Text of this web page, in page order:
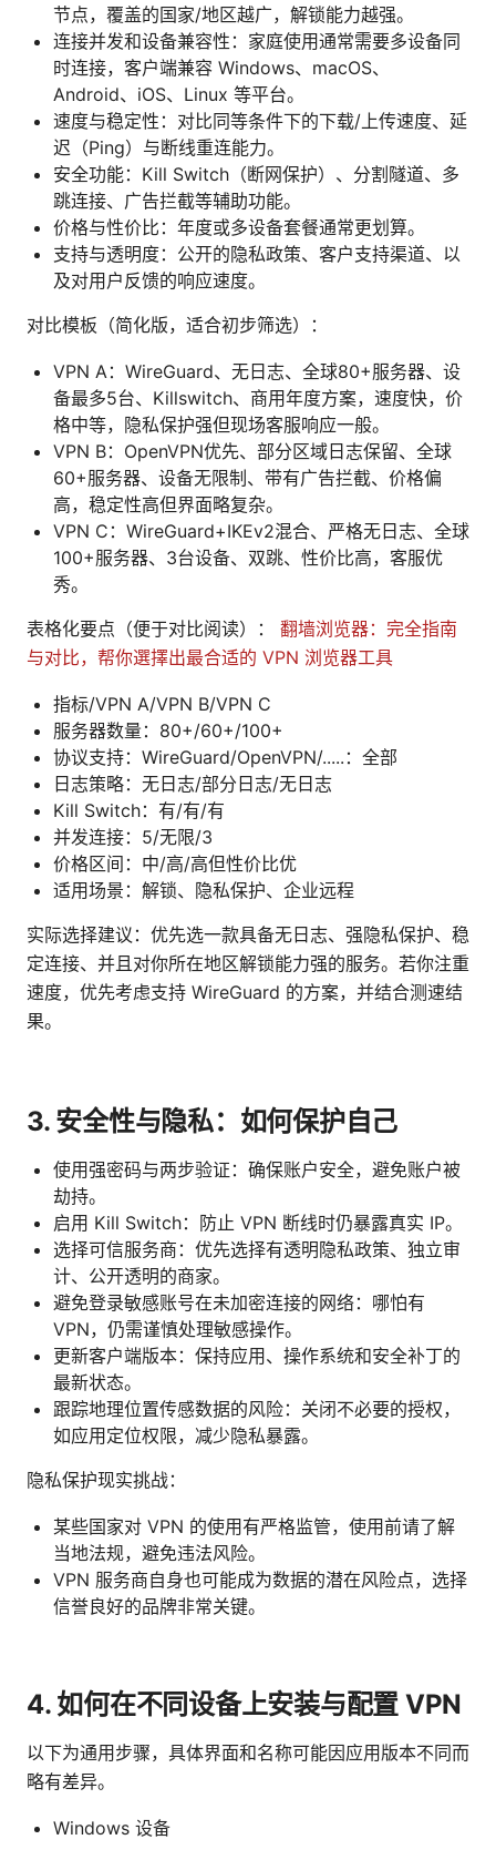
节点，覆盖的国家/地区越广，解锁能力越强。
连接并发和设备兼容性：家庭使用通常需要多设备同
时连接，客户端兼容 Windows、macOS、
Android、iOS、Linux 等平台。
速度与稳定性：对比同等条件下的下载/上传速度、延
迟（Ping）与断线重连能力。
安全功能：Kill Switch（断网保护）、分割隧道、多
跳连接、广告拦截等辅助功能。
价格与性价比：年度或多设备套餐通常更划算。
支持与透明度：公开的隐私政策、客户支持渠道、以
及对用户反馈的响应速度。
对比模板（简化版，适合初步筛选）：
VPN A：WireGuard、无日志、全球80+服务器、设
备最多5台、Killswitch、商用年度方案，速度快，价
格中等，隐私保护强但现场客服响应一般。
VPN B：OpenVPN优先、部分区域日志保留、全球
60+服务器、设备无限制、带有广告拦截、价格偏
高，稳定性高但界面略复杂。
VPN C：WireGuard+IKEv2混合、严格无日志、全球
100+服务器、3台设备、双跳、性价比高，客服优
秀。
表格化要点（便于对比阅读）： 翻墙浏览器：完全指南
与对比，帮你選擇出最合适的 VPN 浏览器工具
指标/VPN A/VPN B/VPN C
服务器数量：80+/60+/100+
协议支持：WireGuard/OpenVPN/.....：全部
日志策略：无日志/部分日志/无日志
Kill Switch：有/有/有
并发连接：5/无限/3
价格区间：中/高/高但性价比优
适用场景：解锁、隐私保护、企业远程
实际选择建议：优先选一款具备无日志、强隐私保护、稳
定连接、并且对你所在地区解锁能力强的服务。若你注重
速度，优先考虑支持 WireGuard 的方案，并结合测速结
果。
3. 安全性与隐私：如何保护自己
使用强密码与两步验证：确保账户安全，避免账户被
劫持。
启用 Kill Switch：防止 VPN 断线时仍暴露真实 IP。
选择可信服务商：优先选择有透明隐私政策、独立审
计、公开透明的商家。
避免登录敏感账号在未加密连接的网络：哪怕有
VPN，仍需谨慎处理敏感操作。
更新客户端版本：保持应用、操作系统和安全补丁的
最新状态。
跟踪地理位置传感数据的风险：关闭不必要的授权，
如应用定位权限，减少隐私暴露。
隐私保护现实挑战：
某些国家对 VPN 的使用有严格监管，使用前请了解
当地法规，避免违法风险。
VPN 服务商自身也可能成为数据的潜在风险点，选择
信誉良好的品牌非常关键。
4. 如何在不同设备上安装与配置 VPN
以下为通用步骤，具体界面和名称可能因应用版本不同而
略有差异。
Windows 设备